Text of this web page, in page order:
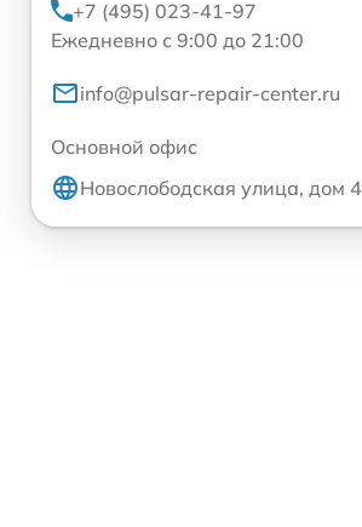
+7 (495) 023-41-97
Ежедневно с 9:00 до 21:00
info@pulsar-repair-center.ru
Основной офис
Новослободская улица, дом 4